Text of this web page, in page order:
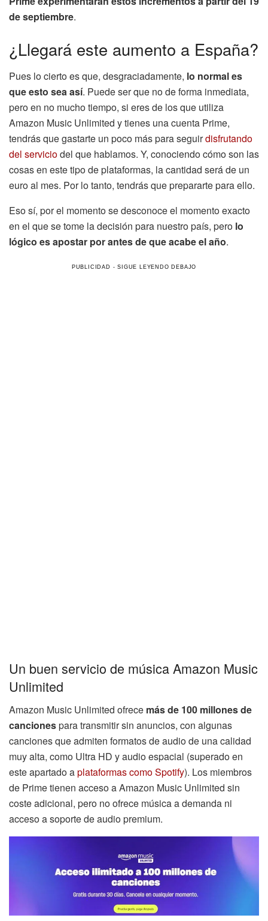
de septiembre.
¿Llegará este aumento a España?
Pues lo cierto es que, desgraciadamente, lo normal es
que esto sea así. Puede ser que no de forma inmediata,
pero en no mucho tiempo, si eres de los que utiliza
Amazon Music Unlimited y tienes una cuenta Prime,
tendrás que gastarte un poco más para seguirdisfrutando
del serviciodel que hablamos. Y, conociendo cómo son las
cosas en este tipo de plataformas, la cantidad será de un
euro al mes. Por lo tanto, tendrás que prepararte para ello.
Eso sí, por el momento se desconoce el momento exacto
en el que se tome la decisión para nuestro país, pero lo
lógico es apostar por antes de que acabe el año.
Un buen servicio de música Amazon Music
Unlimited
Amazon Music Unlimited ofrece más de 100 millones de
cancionespara transmitir sin anuncios, con algunas
canciones que admiten formatos de audio de una calidad
muy alta, como Ultra HD y audio espacial (superado en
este apartado aplataformas como Spotify). Los miembros
de Prime tienen acceso a Amazon Music Unlimited sin
coste adicional, pero no ofrece música a demanda ni
acceso a soporte de audio premium.